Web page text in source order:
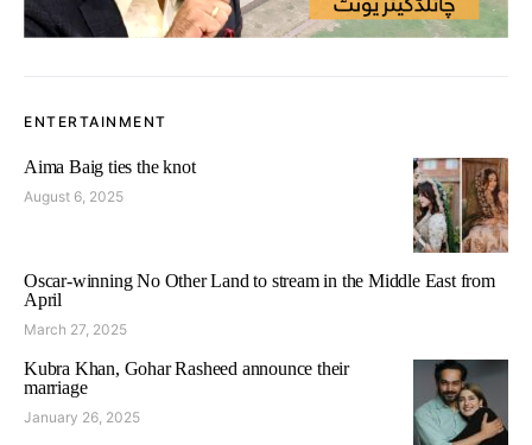
ENTERTAINMENT
Aima Baig ties the knot
August 6, 2025
Oscar-winning No Other Land to stream in the Middle East from
April
March 27, 2025
Kubra Khan, Gohar Rasheed announce their
marriage
January 26, 2025